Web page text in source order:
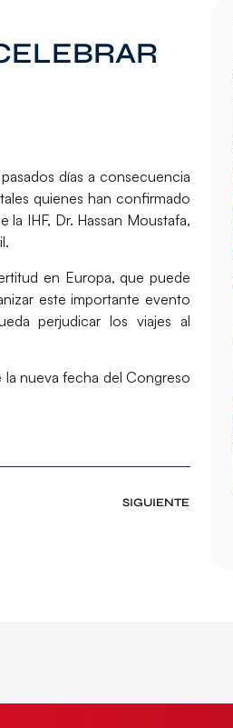
días a consecuencia
quienes han confirmado
IHF, Dr. Hassan Moustafa,
en Europa, que puede
este importante evento
perjudicar los viajes al
nueva fecha del Congreso
SIGUIENTE